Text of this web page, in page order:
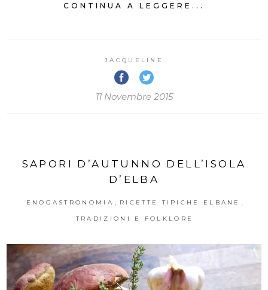
CONTINUA A LEGGERE...
JACQUELINE
11 Novembre 2015
SAPORI D’AUTUNNO DELL’ISOLA
D’ELBA
ENOGASTRONOMIA RICETTE TIPICHE ELBANE
TRADIZIONI E FOLKLORE